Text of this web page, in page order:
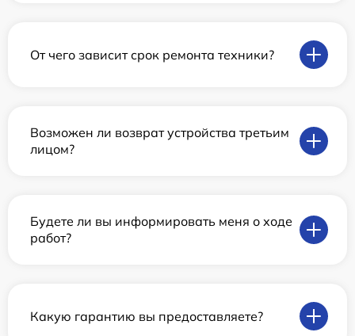
От чего зависит срок ремонта техники?
Возможен ли возврат устройства третьим
лицом?
Будете ли вы информировать меня о ходе
работ?
Какую гарантию вы предоставляете?